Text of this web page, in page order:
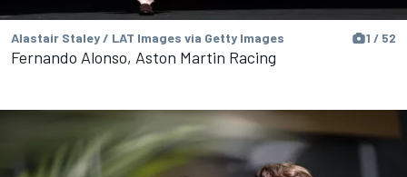
Alastair Staley / LAT Images via Getty Images 1 / 52
Fernando Alonso, Aston Martin Racing